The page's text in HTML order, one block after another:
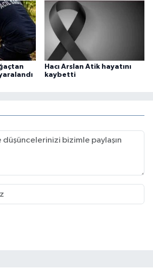
Hacı Arslan Atik hayatını
kaybetti